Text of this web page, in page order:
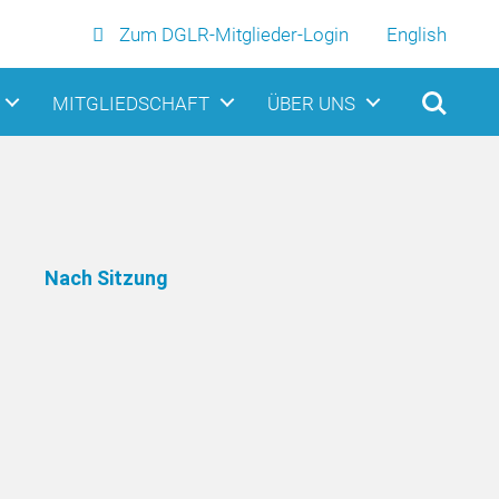
Zum DGLR-Mitglieder-Login English
MITGLIEDSCHAFT ÜBER UNS
Nach Sitzung